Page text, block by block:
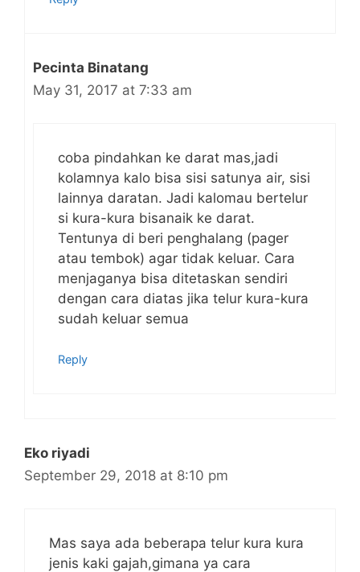
Pecinta Binatang
May 31, 2017 at 7:33 am
coba pindahkan ke darat mas,jadi
kolamnya kalo bisa sisi satunya air, sisi
lainnya daratan. Jadi kalomau bertelur
si kura-kura bisanaik ke darat.
Tentunya di beri penghalang (pager
atau tembok) agar tidak keluar. Cara
menjaganya bisa ditetaskan sendiri
dengan cara diatas jika telur kura-kura
sudah keluar semua
Reply
Eko riyadi
September 29, 2018 at 8:10 pm
Mas saya ada beberapa telur kura kura
jenis kaki gajah,gimana ya cara